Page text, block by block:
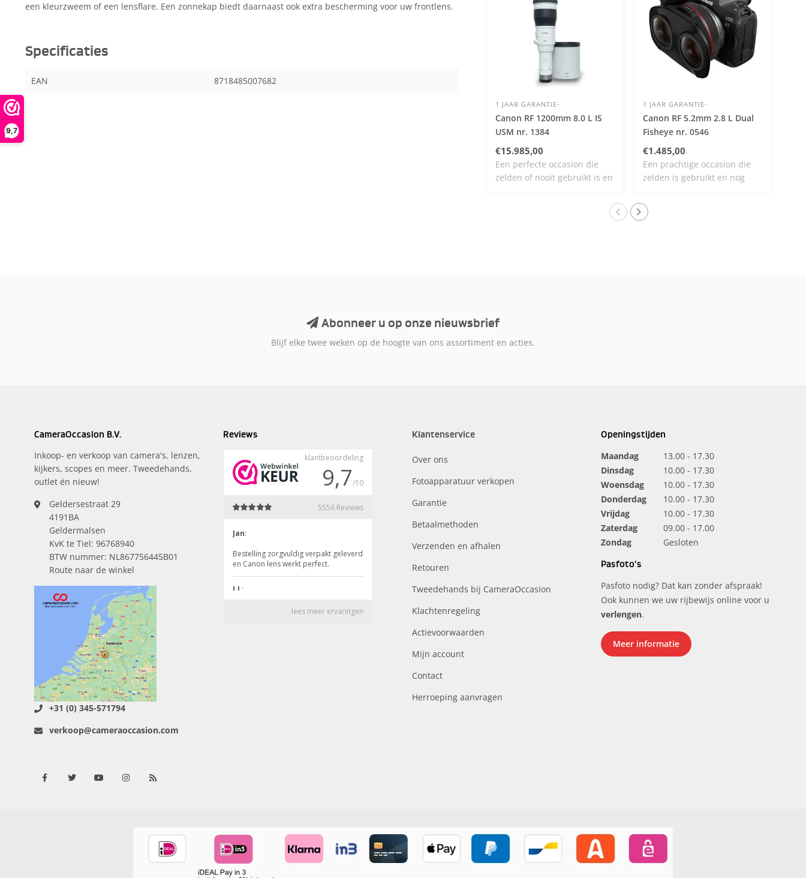
9,7
een kleurzweem of een lensflare. Een zonnekap biedt daarnaast ook extra bescherming voor uw frontlens.
Specificaties
EAN 8718485007682
1 JAAR GARANTIE-
Canon RF 1200mm 8.0 L IS
USM nr. 1384
€15.985,00
Een perfecte occasion die
zelden of nooit gebruikt is en
1 JAAR GARANTIE-
Canon RF 5.2mm 2.8 L Dual
Fisheye nr. 0546
€1.485,00
Een prachtige occasion die
zelden is gebruikt en nog
Abonneer u op onze nieuwsbrief
Blijf elke twee weken op de hoogte van ons assortiment en acties.
CameraOccasion B.V.
Inkoop- en verkoop van camera's, lenzen,
kijkers, scopes en meer. Tweedehands,
outlet én nieuw!
Geldersestraat 29
4191BA
Geldermalsen
KvK te Tiel: 96768940
BTW nummer: NL867756445B01
Route naar de winkel
+31 (0) 345-571794
verkoop@cameraoccasion.com
Reviews Klantenservice
Over ons
Fotoapparatuur verkopen
Garantie
Betaalmethoden
Verzenden en afhalen
Retouren
Tweedehands bij CameraOccasion
Klachtenregeling
Actievoorwaarden
Mijn account
Contact
Herroeping aanvragen
Openingstijden
Maandag
13.00 - 17.30
Dinsdag
10.00 - 17.30
Woensdag
10.00 - 17.30
Donderdag
10.00 - 17.30
Vrijdag
10.00 - 17.30
Zaterdag
09.00 - 17.00
Zondag
Gesloten
Pasfoto's
Pasfoto nodig? Dat kan zonder afspraak!
Ook kunnen we uw rijbewijs online voor u
verlengen.
Meer informatie